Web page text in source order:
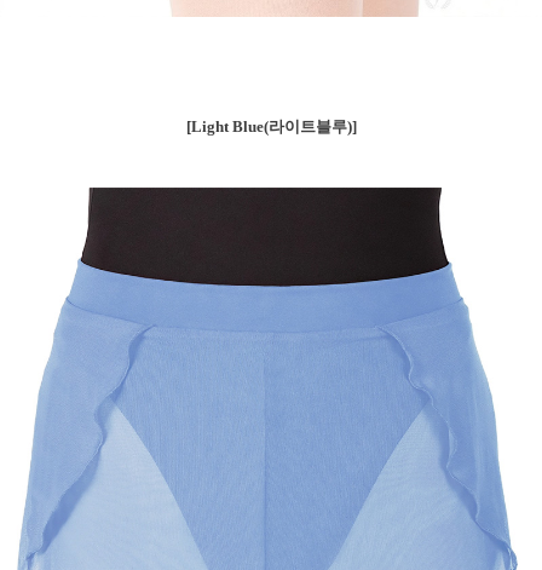
[Light Blue(라이트블루)]